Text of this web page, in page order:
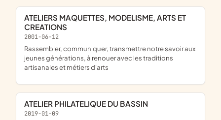
ATELIERS MAQUETTES, MODELISME, ARTS ET
CREATIONS
2001-06-12
rassembler, communiquer, transmettre notre savoir aux
jeunes générations, à renouer avec les traditions
artisanales et métiers d'arts
ATELIER PHILATELIQUE DU BASSIN
2019-01-09